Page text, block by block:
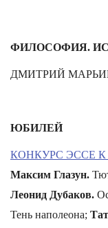
ФИЛОСОФИЯ.
ДМИТРИЙ
ЮБИЛЕЙ
КОНКУРС ЭССЕ
Максим Глазун.
Леонид Дубаков.
Тень наполеона;